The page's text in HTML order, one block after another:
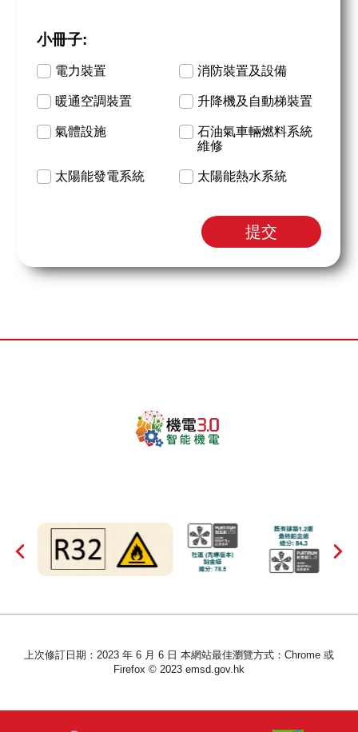
小冊子:
電力裝置 消防裝置及設備
暖通空調裝置 升降機及自動梯裝置
氣體設施
石油氣車輛燃料系統
維修
太陽能發電系統 太陽能熱水系統
提交
上次修訂日期：2023 年 6 月 6 日 本網站最佳瀏覽方式：Chrome 或
Firefox © 2023 emsd.gov.hk